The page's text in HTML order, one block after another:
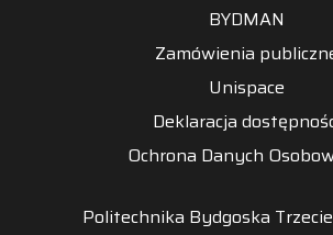
BYDMAN
Zamówienia
Unispace
Deklaracja
Ochrona Danych
Politechnika Bydgoska